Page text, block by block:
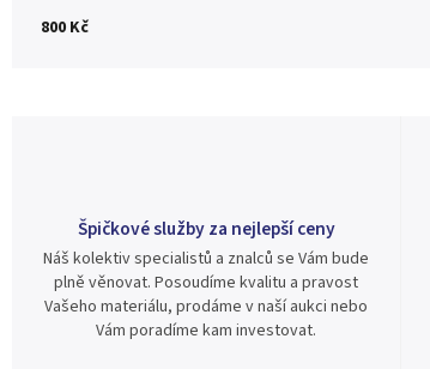
800 Kč
Špičkové služby za nejlepší ceny
Náš kolektiv specialistů a znalců se Vám bude
plně věnovat. Posoudíme kvalitu a pravost
Vašeho materiálu, prodáme v naší aukci nebo
Vám poradíme kam investovat.